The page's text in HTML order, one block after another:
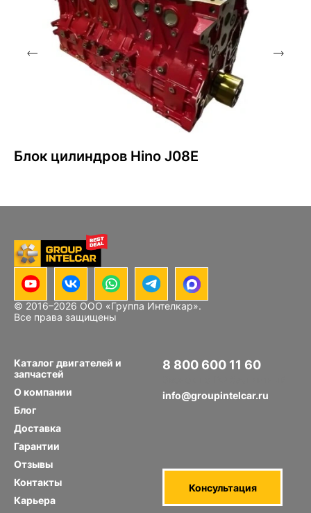
Блок цилиндров Hino J08E
© 2016–2026 ООО «Группа Интелкар».
Все права защищены
Каталог двигателей и
запчастей
О компании
Блог
Доставка
Гарантии
Отзывы
Контакты
Карьера
8 800 600 11 60
info@groupintelcar.ru
Консультация